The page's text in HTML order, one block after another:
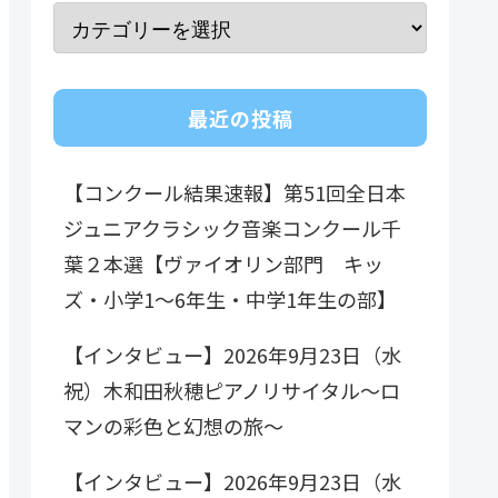
最近の投稿
【コンクール結果速報】第51回全日本
ジュニアクラシック音楽コンクール千
葉２本選【ヴァイオリン部門 キッ
ズ・小学1～6年生・中学1年生の部】
【インタビュー】2026年9月23日（水
祝）木和田秋穂ピアノリサイタル～ロ
マンの彩色と幻想の旅～
【インタビュー】2026年9月23日（水